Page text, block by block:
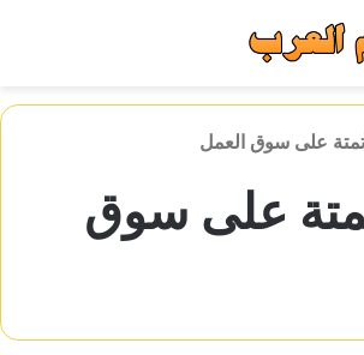
على سوق العمل
على سوق